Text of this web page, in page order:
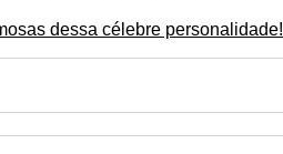
dessa célebre personalidade!